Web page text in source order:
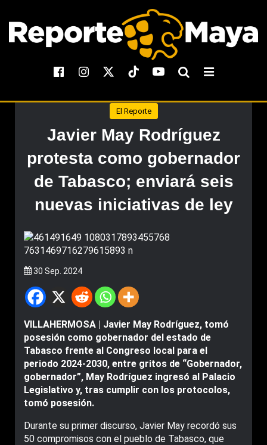
El Reporte
Javier May Rodríguez
protesta como gobernador
de Tabasco; enviará seis
nuevas iniciativas de ley
30 Sep. 2024
VILLAHERMOSA | Javier May Rodríguez, tomó
posesión como gobernador del estado de
Tabasco frente al Congreso local para el
periodo 2024-2030, entre gritos de “Gobernador,
gobernador”, May Rodríguez ingresó al Palacio
Legislativo y, tras cumplir con los protocolos,
tomó posesión.
Durante su primer discurso, Javier May recordó sus
50 compromisos con el pueblo de Tabasco, que